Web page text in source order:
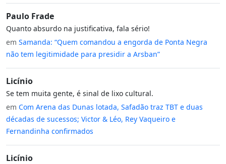
Paulo Frade
Quanto absurdo na justificativa, fala sério!
em Samanda: “Quem comandou a engorda de Ponta Negra
não tem legitimidade para presidir a Arsban”
Licínio
Se tem muita gente, é sinal de lixo cultural.
em Com Arena das Dunas lotada, Safadão traz TBT e duas
décadas de sucessos; Victor & Léo, Rey Vaqueiro e
Fernandinha confirmados
Licínio